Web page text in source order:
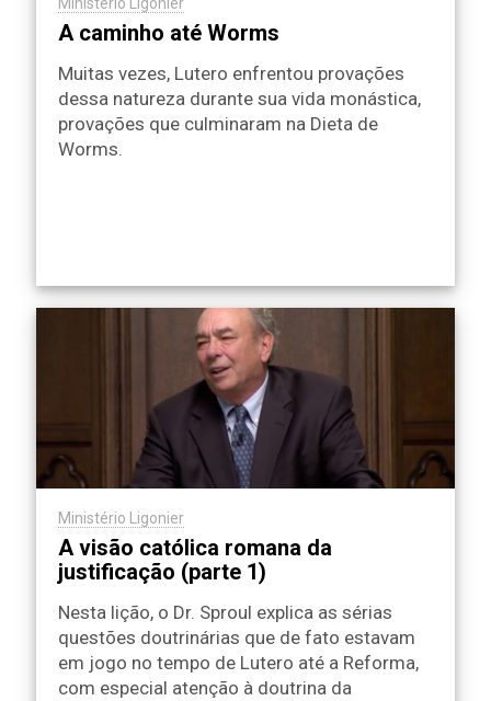
Ministério Ligonier
A caminho até Worms
Muitas vezes, Lutero enfrentou provações
dessa natureza durante sua vida monástica,
provações que culminaram na Dieta de
Worms.
Ministério Ligonier
A visão católica romana da
justificação (parte 1)
Nesta lição, o Dr. Sproul explica as sérias
questões doutrinárias que de fato estavam
em jogo no tempo de Lutero até a Reforma,
com especial atenção à doutrina da